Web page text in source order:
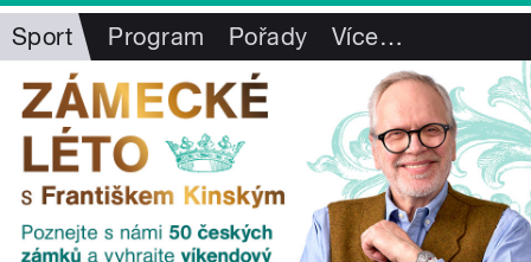
Sport Program Pořady Více…